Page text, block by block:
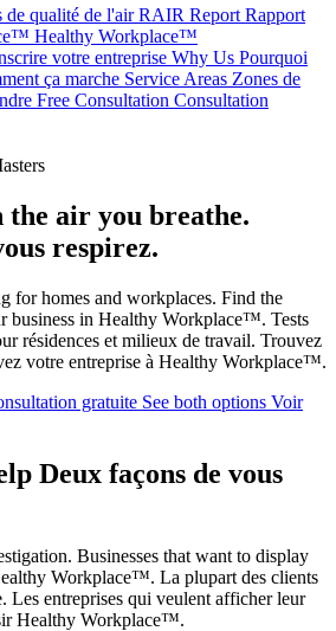
de qualité de l'air RAIR Report Rapport
Healthy Workplace™
votre entreprise Why Us Pourquoi
ça marche Service Areas Zones de
Free Consultation Consultation
the air you breathe.
respirez.
for homes and workplaces. Find the
business in Healthy Workplace™. Tests
résidences et milieux de travail. Trouvez
votre entreprise à Healthy Workplace™.
gratuite See both options Voir
Deux façons de vous
Businesses that want to display
Workplace™. La plupart des clients
Les entreprises qui veulent afficher leur
Healthy Workplace™.